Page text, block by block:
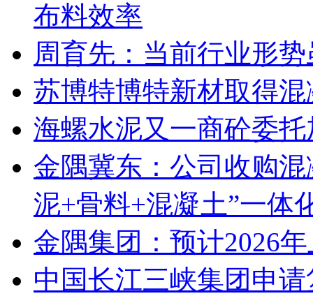
布料效率
周育先：当前行业形
苏博特博特新材取得
海螺水泥又一商砼委
金隅冀东：公司收购
泥+骨料+混凝土”一体
金隅集团：预计2026
中国长江三峡集团申